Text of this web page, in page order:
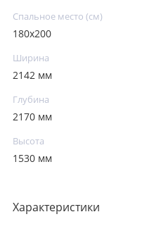
Спальное место (см)
180х200
Ширина
2142 мм
Глубина
2170 мм
Высота
1530 мм
Характеристики